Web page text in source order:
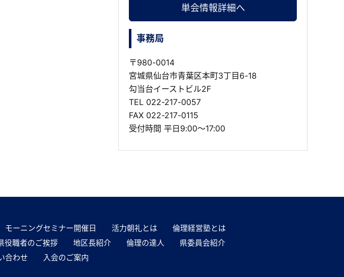
単会情報詳細へ
事務局
〒980-0014
宮城県仙台市青葉区本町3丁目6-18
勾当台イーストビル2F
TEL 022-217-0057
FAX 022-217-0115
受付時間 平日9:00～17:00
モーニングセミナー開催日 活力朝礼とは
倫理経営塾とは
役職者のご挨拶 地区長紹介 倫理の達人
県委員会紹介
合わせ 入会のご案内